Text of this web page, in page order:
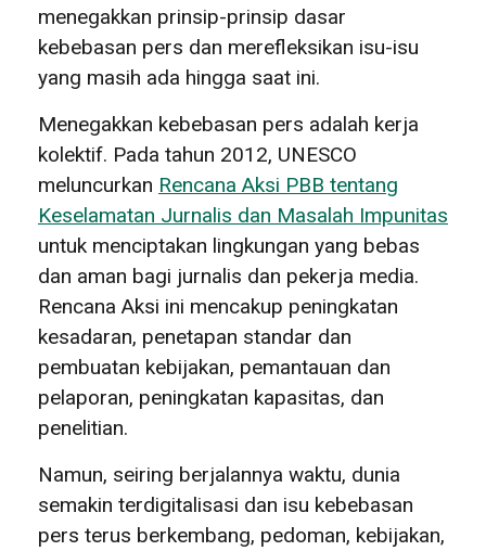
menegakkan prinsip-prinsip dasar
kebebasan pers dan merefleksikan isu-isu
yang masih ada hingga saat ini.
Menegakkan kebebasan pers adalah kerja
kolektif. Pada tahun 2012, UNESCO
meluncurkan Rencana Aksi PBB tentang
Keselamatan Jurnalis dan Masalah Impunitas
untuk menciptakan lingkungan yang bebas
dan aman bagi jurnalis dan pekerja media.
Rencana Aksi ini mencakup peningkatan
kesadaran, penetapan standar dan
pembuatan kebijakan, pemantauan dan
pelaporan, peningkatan kapasitas, dan
penelitian.
Namun, seiring berjalannya waktu, dunia
semakin terdigitalisasi dan isu kebebasan
pers terus berkembang, pedoman, kebijakan,